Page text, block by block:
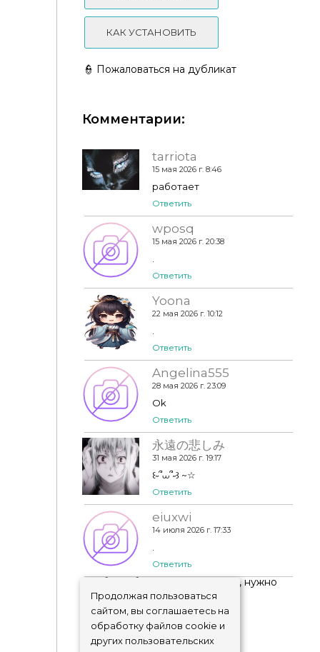
🌿Детская мебель - Cottagecore Infant Furniture
Set - simmerkate🌿
КАК УСТАНОВИТЬ
👮 Пожаловаться на дубликат
Комментарии:
tarriota
15 мая 2026 г. 8:46
работает
Ответить
wposq
15 мая 2026 г. 20:38
.
Ответить
Yoona
22 мая 2026 г. 10:12
.
Ответить
Angelina555
28 мая 2026 г. 23:09
Ok
Ответить
永遠の悲しみ
31 мая 2026 г. 19:17
‎꒰˶՞⩊՞˶꒱ ~☆
Ответить
eiuxwi
14 июля 2026 г. 17:33
.
Ответить
Чтобы добавить комментарий, нужно
авторизоваться!
Продолжая пользоваться
сайтом, вы соглашаетесь на
обработку файлов cookie и
других пользовательских